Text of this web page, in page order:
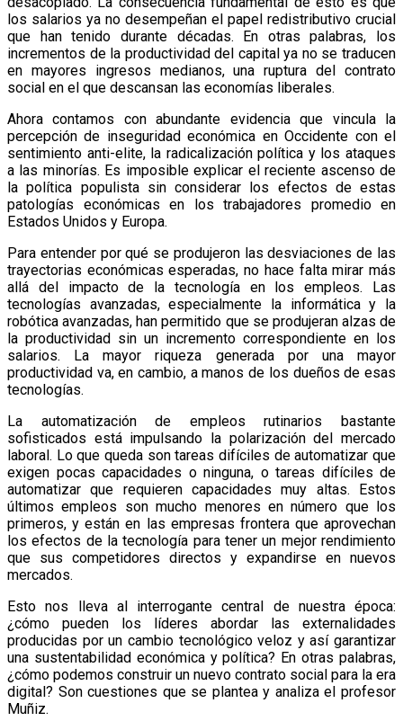
los salarios ya no desempeñan el papel redistributivo crucial
que han tenido durante décadas. En otras palabras, los
incrementos de la productividad del capital ya no se traducen
en mayores ingresos medianos, una ruptura del contrato
social en el que descansan las economías liberales.
Ahora contamos con abundante evidencia que vincula la
percepción de inseguridad económica en Occidente con el
sentimiento anti-elite, la radicalización política y los ataques
a las minorías. Es imposible explicar el reciente ascenso de
la política populista sin considerar los efectos de estas
patologías económicas en los trabajadores promedio en
Estados Unidos y Europa.
Para entender por qué se produjeron las desviaciones de las
trayectorias económicas esperadas, no hace falta mirar más
allá del impacto de la tecnología en los empleos. Las
tecnologías avanzadas, especialmente la informática y la
robótica avanzadas, han permitido que se produjeran alzas de
la productividad sin un incremento correspondiente en los
salarios. La mayor riqueza generada por una mayor
productividad va, en cambio, a manos de los dueños de esas
tecnologías.
La automatización de empleos rutinarios bastante
sofisticados está impulsando la polarización del mercado
laboral. Lo que queda son tareas difíciles de automatizar que
exigen pocas capacidades o ninguna, o tareas difíciles de
automatizar que requieren capacidades muy altas. Estos
últimos empleos son mucho menores en número que los
primeros, y están en las empresas frontera que aprovechan
los efectos de la tecnología para tener un mejor rendimiento
que sus competidores directos y expandirse en nuevos
mercados.
Esto nos lleva al interrogante central de nuestra época:
¿cómo pueden los líderes abordar las externalidades
producidas por un cambio tecnológico veloz y así garantizar
una sustentabilidad económica y política? En otras palabras,
¿cómo podemos construir un nuevo contrato social para la era
digital? Son cuestiones que se plantea y analiza el profesor
Muñiz.